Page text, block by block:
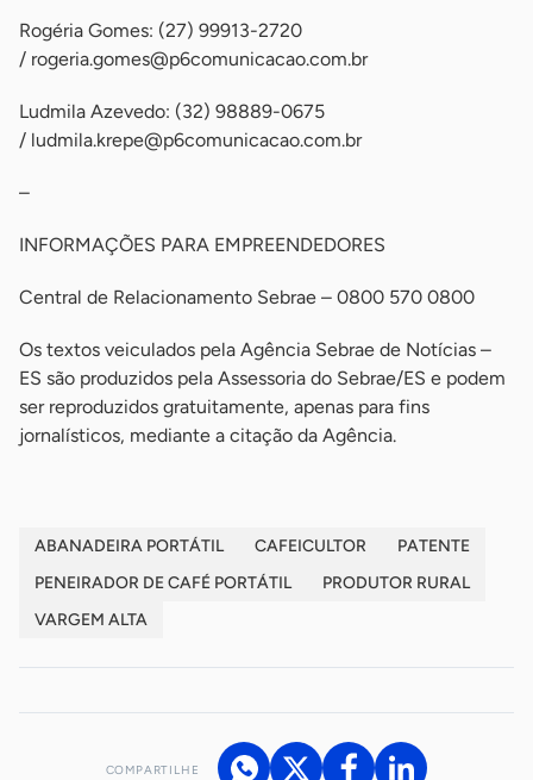
Rogéria Gomes: (27) 99913-2720
/ rogeria.gomes@p6comunicacao.com.br
Ludmila Azevedo: (32) 98889-0675
/ ludmila.krepe@p6comunicacao.com.br
–
INFORMAÇÕES PARA EMPREENDEDORES
Central de Relacionamento Sebrae – 0800 570 0800
Os textos veiculados pela Agência Sebrae de Notícias –
ES são produzidos pela Assessoria do Sebrae/ES e podem
ser reproduzidos gratuitamente, apenas para fins
jornalísticos, mediante a citação da Agência.
ABANADEIRA PORTÁTIL CAFEICULTOR
PATENTE
PENEIRADOR DE CAFÉ PORTÁTIL
PRODUTOR RURAL
VARGEM ALTA
COMPARTILHE